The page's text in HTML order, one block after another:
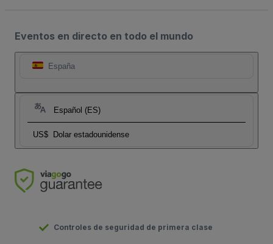
Eventos en directo en todo el mundo
España
Español (ES)
US$ Dolar estadounidense
Controles de seguridad de primera clase